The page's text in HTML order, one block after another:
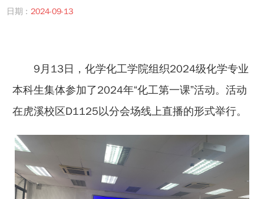
日期 : 2024-09-13
9月13日，化学化工学院组织2024级化学专业
本科生集体参加了2024年“化工第一课”活动。活动
在虎溪校区D1125以分会场线上直播的形式举行。